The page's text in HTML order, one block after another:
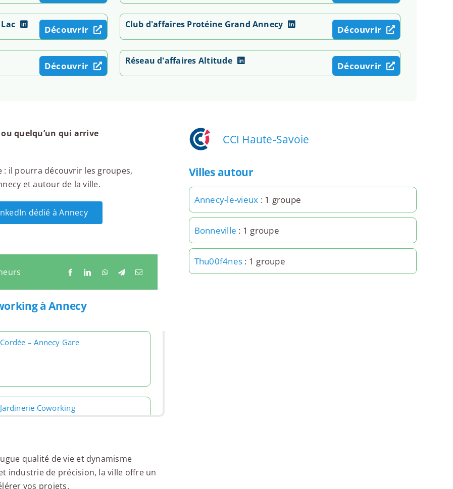
Découvrir Club d'affaires Protéine Grand Annecy Découvrir
Découvrir Réseau d'affaires Altitude Découvrir
quelqu’un qui arrive
: il pourra découvrir les groupes,
et autour de la ville.
dédié à Annecy
à Annecy
– Annecy Gare
Coworking
Annecy Lac
qualité de vie et dynamisme
industrie de précision, la ville offre un
vos projets.
CCI Haute-Savoie
Villes autour
Annecy-le-vieux : 1 groupe
Bonneville : 1 groupe
Thu00f4nes : 1 groupe